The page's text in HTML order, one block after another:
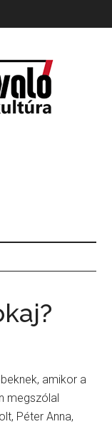
amikor a
megszólal
Péter Anna,